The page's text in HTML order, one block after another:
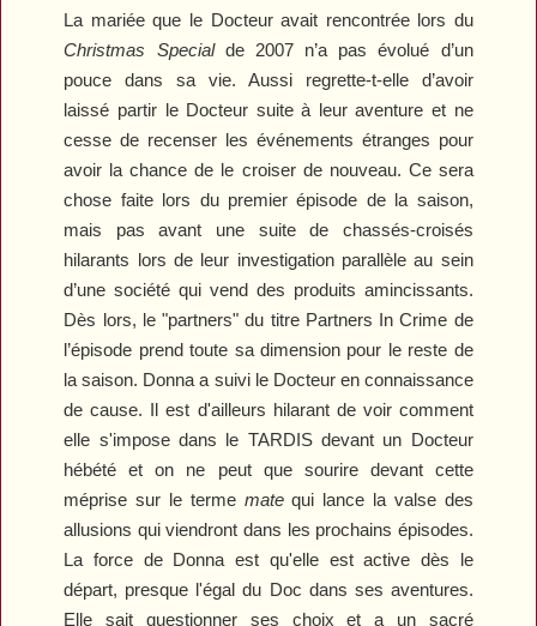
La mariée que le Docteur avait rencontrée lors du
Christmas Specialde 2007 n’a pas évolué d’un
pouce dans sa vie. Aussi regrette-t-elle d’avoir
laissé partir le Docteur suite à leur aventure et ne
cesse de recenser les événements étranges pour
avoir la chance de le croiser de nouveau. Ce sera
chose faite lors du premier épisode de la saison,
mais pas avant une suite de chassés-croisés
hilarants lors de leur investigation parallèle au sein
d’une société qui vend des produits amincissants.
Dès lors, le "partners" du titre Partners In Crime de
l’épisode prend toute sa dimension pour le reste de
la saison. Donna a suivi le Docteur en connaissance
de cause. Il est d'ailleurs hilarant de voir comment
elle s'impose dans le TARDIS devant un Docteur
hébété et on ne peut que sourire devant cette
méprise sur le terme matequi lance la valse des
allusions qui viendront dans les prochains épisodes.
La force de Donna est qu'elle est active dès le
départ, presque l'égal du Doc dans ses aventures.
Elle sait questionner ses choix et a un sacré